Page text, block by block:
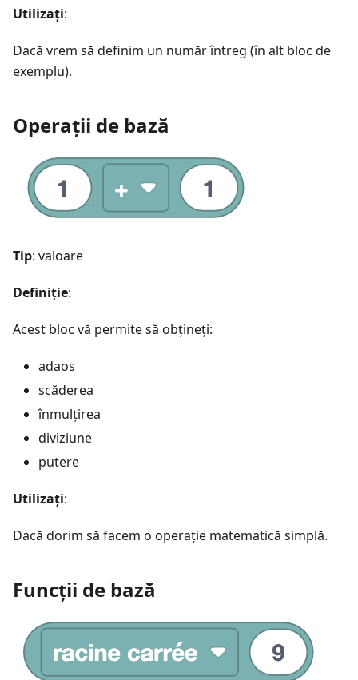
Utilizați:
Dacă vrem să definim un număr întreg (în alt bloc de
exemplu).
Operații de bază
Tip: valoare
Definiție:
Acest bloc vă permite să obțineți:
adaos
scăderea
înmulțirea
diviziune
putere
Utilizați:
Dacă dorim să facem o operaţie matematică simplă.
Funcții de bază